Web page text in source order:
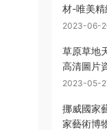
材-唯美精
2023-06-
草原草地
高清圖片
2023-05-
挪威國家
家藝術博